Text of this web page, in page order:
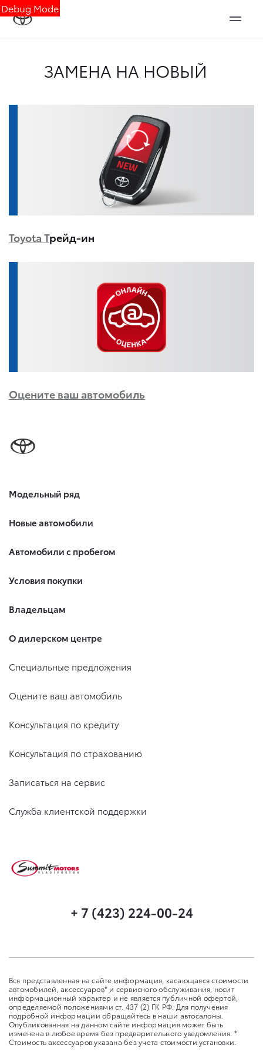
Debug Mode
ЗАМЕНА НА НОВЫЙ
Toyota Трейд-ин
Оцените ваш автомобиль
Модельный ряд
Новые автомобили
Автомобили с пробегом
Условия покупки
Владельцам
О дилерском центре
Специальные предложения
Оцените ваш автомобиль
Консультация по кредиту
Консультация по страхованию
Записаться на сервис
Служба клиентской поддержки
+ 7 (423) 224-00-24
Вся представленная на сайте информация, касающаяся стоимости
автомобилей, аксессуаров* и сервисного обслуживания, носит
информационный характер и не является публичной офертой,
определяемой положениями ст. 437 (2) ГК РФ. Для получения
подробной информации обращайтесь в наши автосалоны.
Опубликованная на данном сайте информация может быть
изменена в любое время без предварительного уведомления. *
Стоимость аксессуаров указана без учета стоимости установки.